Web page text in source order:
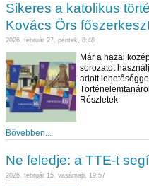
Sikeres a katolikus
Kovács Örs
2026. február 27. péntek, 8:48
Már a hazai
sorozatot
adott
Részletek
Bővebben...
Ne feledje: a TTE-t
2026. február 15. vasárnap, 19:57